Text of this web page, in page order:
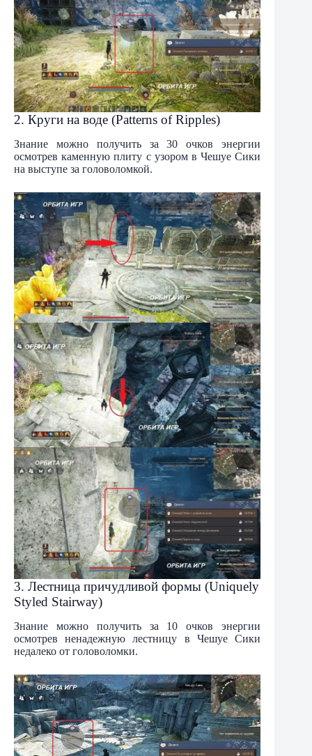
2. Круги на воде (Patterns of Ripples)
Знание можно получить за 30 очков энергии
осмотрев каменную плиту с узором в Чешуе Сики
на выступе за головоломкой.
3. Лестница причудливой формы (Uniquely
Styled Stairway)
Знание можно получить за 10 очков энергии
осмотрев ненадежную лестницу в Чешуе Сики
недалеко от головоломки.